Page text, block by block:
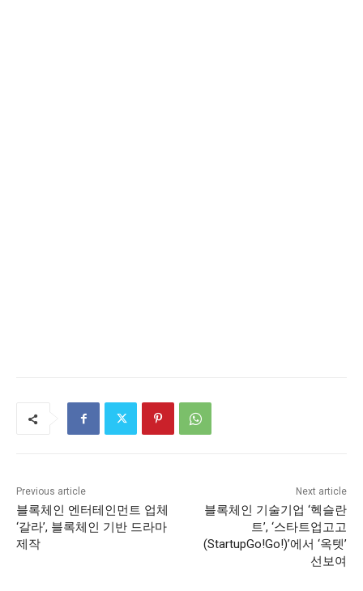
Previous article
블록체인 엔터테인먼트 업체
‘갈라’, 블록체인 기반 드라마
제작
Next article
블록체인 기술기업 ‘헥슬란
트’, ‘스타트업고고
(StartupGo!Go!)’에서 ‘옥텟’
선보여